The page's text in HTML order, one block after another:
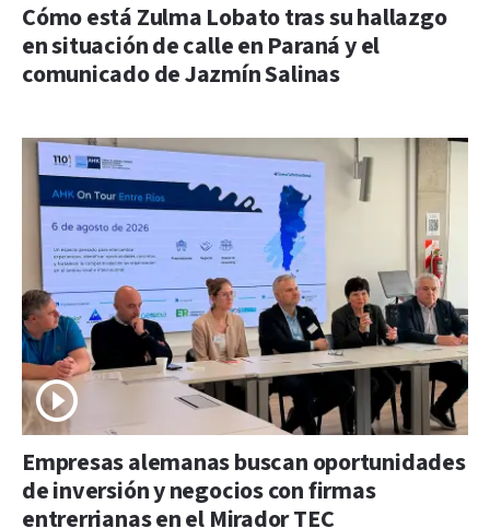
Cómo está Zulma Lobato tras su hallazgo
en situación de calle en Paraná y el
comunicado de Jazmín Salinas
Empresas alemanas buscan oportunidades
de inversión y negocios con firmas
entrerrianas en el Mirador TEC